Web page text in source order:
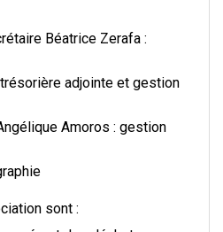
Béatrice Zerafa :
adjointe et gestion
Amoros : gestion
sont :